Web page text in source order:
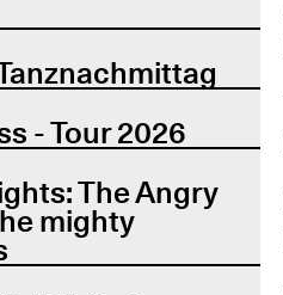
- Tour 2026
The Angry
mighty